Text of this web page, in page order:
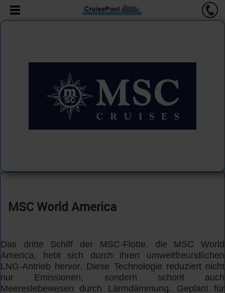
MSC World America
Das dritte Schiff der MSC-Flotte, die MSC World
America, hebt sich durch ihren umweltfreundlichen
LNG-Antrieb hervor. Diese Technologie reduziert nicht
nur Emissionen, sondern schont auch
Meereslebewesen durch Lärmdämmung. Geplant für